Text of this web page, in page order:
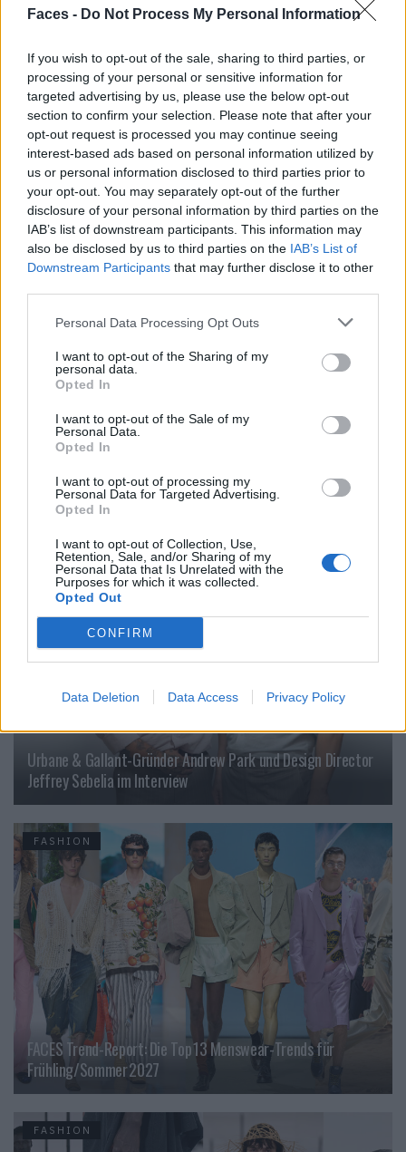
Faces - Do Not Process My Personal Information
If you wish to opt-out of the sale, sharing to third parties, or
processing of your personal or sensitive information for
targeted advertising by us, please use the below opt-out
section to confirm your selection. Please note that after your
opt-out request is processed you may continue seeing
interest-based ads based on personal information utilized by
us or personal information disclosed to third parties prior to
your opt-out. You may separately opt-out of the further
disclosure of your personal information by third parties on the
IAB’s list of downstream participants. This information may
also be disclosed by us to third parties on the IAB’s List of
Downstream Participants that may further disclose it to other
Personal Data Processing Opt Outs
I want to opt-out of the Sharing of my
personal data.
Opted In
I want to opt-out of the Sale of my
Personal Data.
Opted In
I want to opt-out of processing my
Personal Data for Targeted Advertising.
Opted In
I want to opt-out of Collection, Use,
Retention, Sale, and/or Sharing of my
Personal Data that Is Unrelated with the
Purposes for which it was collected.
Opted Out
CONFIRM
Data Deletion Data Access Privacy Policy
auf faces.ch.
Teaserfoto Fotos: © Launchmetrics Spotlight
Tags: Diesel Fashion
Fashion Week Fall/Winter 25/26
Glen Martens
homepage
milan fashion week
VERWANDTE ARTIKEL
FASHION
Backstage an der Berliner Fashion Week
FASHION
Urbane & Gallant-Gründer Andrew Park und Design Director
Jeffrey Sebelia im Interview
FASHION
FACES Trend-Report: Die Top 13 Menswear-Trends für
Frühling/Sommer 2027
FASHION